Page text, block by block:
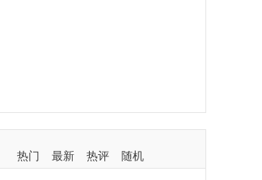
热门 最新 热评 随机